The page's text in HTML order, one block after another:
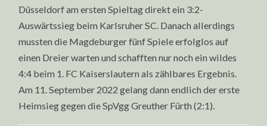
Düsseldorf am ersten Spieltag direkt ein 3:2-
Auswärtssieg beim Karlsruher SC. Danach allerdings
mussten die Magdeburger fünf Spiele erfolglos auf
einen Dreier warten und schafften nur noch ein wildes
4:4 beim 1. FC Kaiserslautern als zählbares Ergebnis.
Am 11. September 2022 gelang dann endlich der erste
Heimsieg gegen die SpVgg Greuther Fürth (2:1).